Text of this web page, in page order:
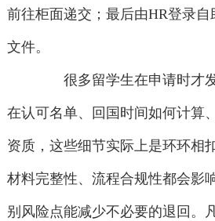
前往柜面递交；最后由HR登录
文件。
很多留学生在申请时才
在认可名单、回国时间如何计算
资质，这些细节实际上是环环相
材料完整性、流程合规性都会影
别风险点能减少不必要的退回。